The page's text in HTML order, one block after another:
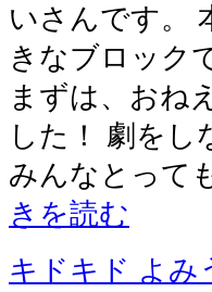
いさんです。
きなブロック
まずは、おね
した！ 劇を
みんなとって
きを読む
キドキド よみ